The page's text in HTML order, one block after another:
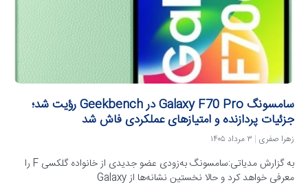
سامسونگ Galaxy F70 Pro در Geekbench رؤیت شد؛
جزئیات پردازنده و امتیازهای عملکردی فاش شد
زهرا صفری ۳ مرداد ۱۴۰۵
به گزارش مدیاتی:سامسونگ به‌زودی عضو جدیدی از خانواده گلکسی F را
معرفی خواهد کرد و حالا نخستین نشانه‌ها از Galaxy